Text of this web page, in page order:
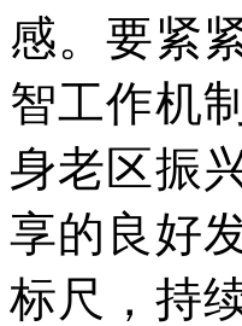
感。要紧
智工作机
身老区振
享的良好
标尺，持